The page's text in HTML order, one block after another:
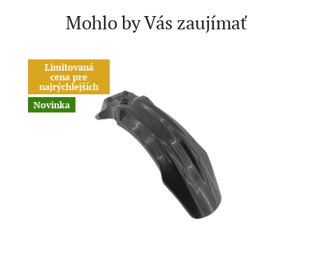
Mohlo by Vás zaujímať
Limitovaná
cena pre
najrýchlejších
Novinka